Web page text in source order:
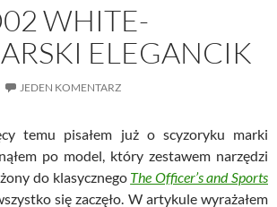
WHITE-
ELEGANCIK
JEDEN KOMENTARZ
temu pisałem już o scyzoryku marki
po model, który zestawem narzędzi
do klasycznego The Officer’s and Sports
się zaczęło. W artykule wyrażałem